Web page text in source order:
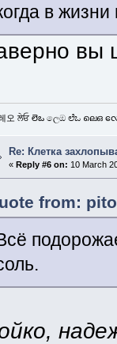
в
오 ਲੇਓ లెఒ ලෙඔ ಲೆಒ ലെഒ လ
Re: Клетка
« Reply #6 on: 10 March
from: